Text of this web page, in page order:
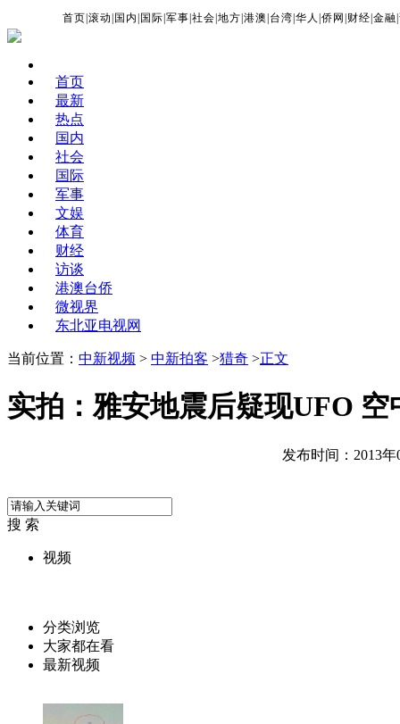
首页 |滚动 国内 国际 |军事 |社会 |地方 |港澳 台湾 |华人 |侨网 财经 |金融 |
首页
最新
热点
国内
社会
国际
军事
文娱
体育
财经
访谈
港澳台侨
微视界
东北亚电视网
当前位置： 中新视频 > 中新拍客 >猎奇 >正文
实拍：雅安地震后疑现UFO
发布时间：2013年
搜 索
视频
分类浏览
大家都在看
最新视频